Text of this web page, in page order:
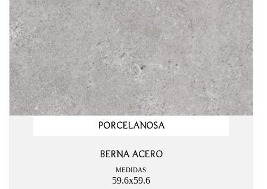
PORCELANOSA
BERNA ACERO
MEDIDAS
59.6x59.6